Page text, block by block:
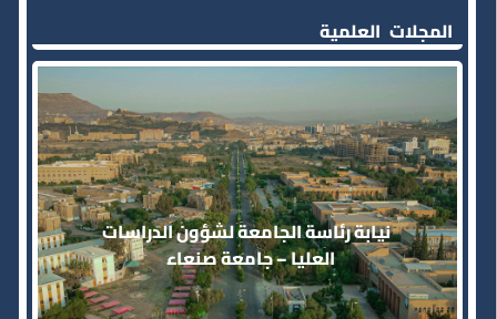
المجلات العلمية
نيابة رئاسة الجامعة لشؤون الدراسات
العليا – جامعة صنعاء